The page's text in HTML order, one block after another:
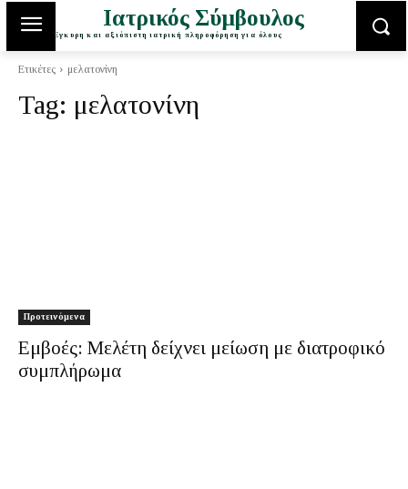
Ιατρικός Σύμβουλος
Έγκυρη και αξιόπιστη ιατρική πληροφόρηση για όλους
Ετικέτες μελατονίνη
Tag: μελατονίνη
Προτεινόμενα
Εμβοές: Μελέτη δείχνει μείωση με διατροφικό
συμπλήρωμα